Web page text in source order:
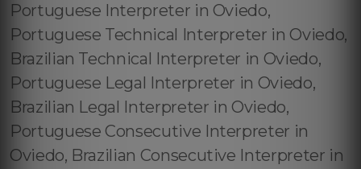
Portuguese Interpreter in Oviedo,
Portuguese Technical Interpreter in Oviedo,
Brazilian Technical Interpreter in Oviedo,
Portuguese Legal Interpreter in Oviedo,
Brazilian Legal Interpreter in Oviedo,
Portuguese Consecutive Interpreter in
Oviedo, Brazilian Consecutive Interpreter in